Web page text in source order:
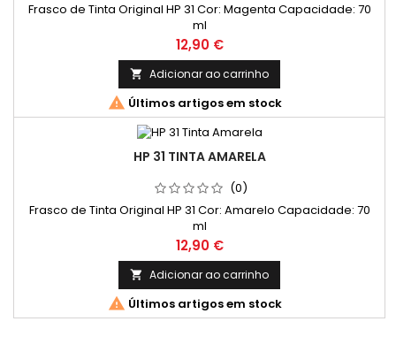
Frasco de Tinta Original HP 31 Cor: Magenta Capacidade: 70
ml
Preço
12,90 €
 Adicionar ao carrinho
 Últimos artigos em stock
HP 31 TINTA AMARELA
(0)
Frasco de Tinta Original HP 31 Cor: Amarelo Capacidade: 70
ml
Preço
12,90 €
 Adicionar ao carrinho
 Últimos artigos em stock